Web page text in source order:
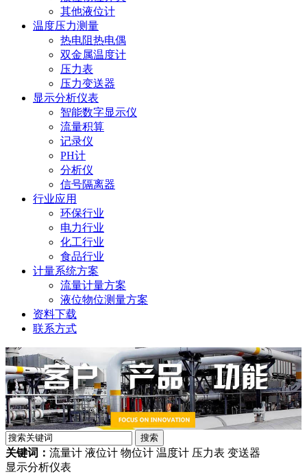
其他液位计
温度压力测量
热电阻热电偶
双金属温度计
压力表
压力变送器
显示分析仪表
智能数字显示仪
流量积算
记录仪
PH计
分析仪
信号隔离器
行业应用
环保行业
电力行业
化工行业
食品行业
计量系统方案
流量计量方案
液位物位测量方案
资料下载
联系方式
关键词： 流量计 液位计 物位计 温度计 压力表 变送器
显示分析仪表